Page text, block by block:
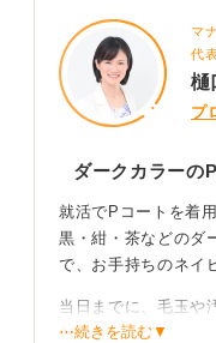
マ
代
樋
プ
ダークカラーの
就活でPコートを着
黒・紺・茶などのダ
で、お手持ちのネイ
当日までに、毛玉や
おきましょう。
⋯続きを読む▼